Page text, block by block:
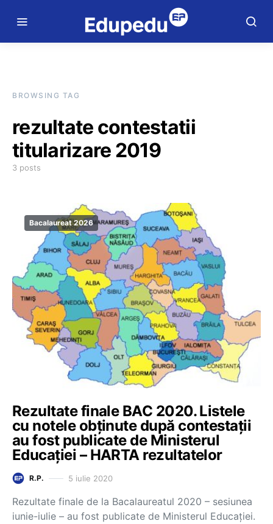
BROWSING TAG
rezultate contestatii
titularizare 2019
3 posts
Bacalaureat 2026
Rezultate finale BAC 2020. Listele
cu notele obținute după contestații
au fost publicate de Ministerul
Educației – HARTA rezultatelor
R.P. 5 iulie 2020
Rezultate finale de la Bacalaureatul 2020 – sesiunea
iunie-iulie – au fost publicate de Ministerul Educației.